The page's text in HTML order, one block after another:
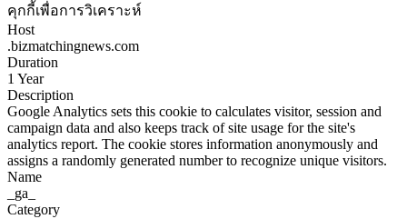
คุกกี้เพื่อการวิเคราะห์
Host
.bizmatchingnews.com
Duration
1 Year
Description
Google Analytics sets this cookie to calculates visitor, session and
campaign data and also keeps track of site usage for the site's
analytics report. The cookie stores information anonymously and
assigns a randomly generated number to recognize unique visitors.
Name
_ga_
Category